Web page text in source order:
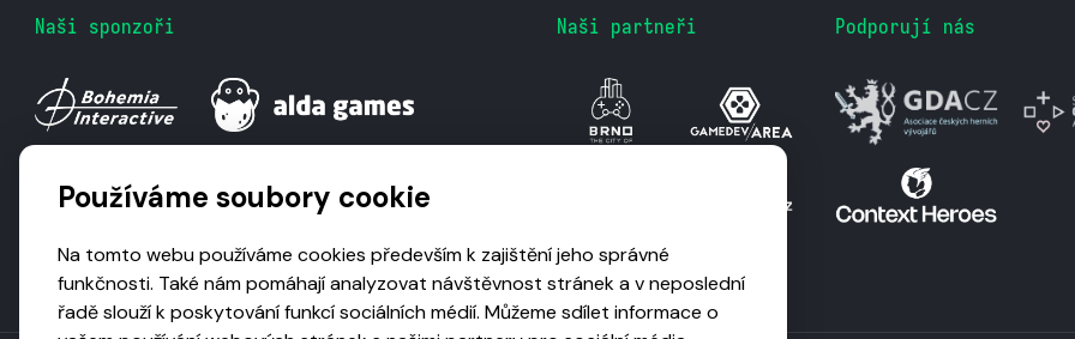
Naši sponzoři Naši partneři Podporují nás
Používáme soubory cookie
Na tomto webu používáme cookies především k zajištění jeho správné
funkčnosti. Také nám pomáhají analyzovat návštěvnost stránek a v neposlední
řadě slouží k poskytování funkcí sociálních médií. Můžeme sdílet informace o